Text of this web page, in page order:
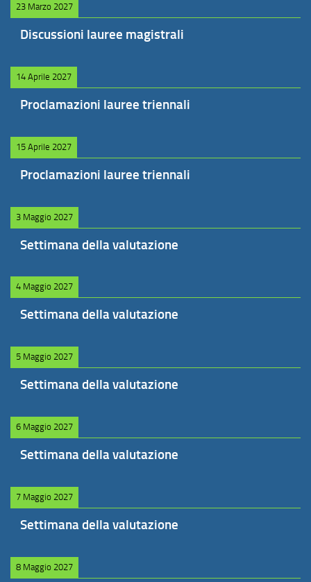
23 Marzo 2027
Discussioni lauree magistrali
14 Aprile 2027
Proclamazioni lauree triennali
15 Aprile 2027
Proclamazioni lauree triennali
3 Maggio 2027
Settimana della valutazione
4 Maggio 2027
Settimana della valutazione
5 Maggio 2027
Settimana della valutazione
6 Maggio 2027
Settimana della valutazione
7 Maggio 2027
Settimana della valutazione
8 Maggio 2027